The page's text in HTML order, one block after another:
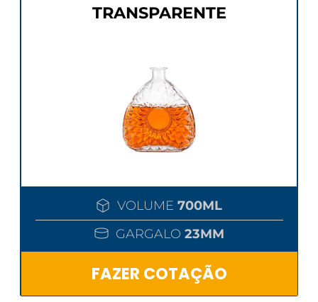
TRANSPARENTE
VOLUME 700ML
GARGALO 23MM
FAZER COTAÇÃO